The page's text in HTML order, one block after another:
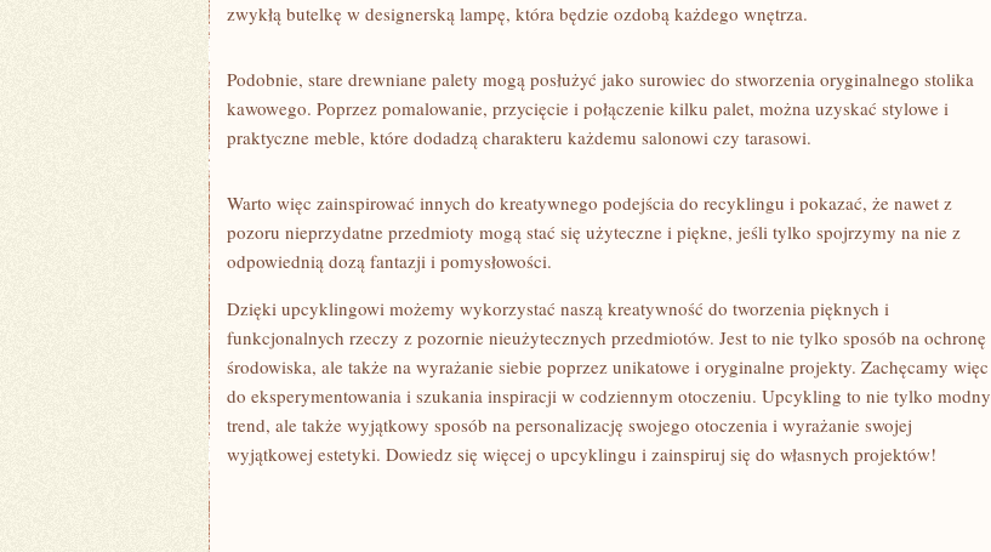
zwykłą butelkę⁢ w designerską ‌lampę, która będzie ⁤ozdobą ​każdego wnętrza.
Podobnie,⁣ stare drewniane⁢ palety ⁢mogą posłużyć jako‌ surowiec do stworzenia oryginalnego stolika
⁢kawowego.⁢ Poprzez pomalowanie, przycięcie i ⁢połączenie kilku⁢ palet,⁤ można uzyskać stylowe i
praktyczne meble, które dodadzą charakteru każdemu salonowi czy tarasowi.
Warto‌ więc​ zainspirować innych⁣ do⁣ kreatywnego podejścia do⁢ recyklingu i pokazać, że nawet⁣ z
pozoru nieprzydatne przedmioty ‍mogą stać się ⁤użyteczne i piękne,‌ jeśli tylko spojrzymy na‍ nie​ z
odpowiednią dozą fantazji i pomysłowości.
Dzięki upcyklingowi ⁤możemy wykorzystać naszą kreatywność⁣ do tworzenia pięknych‌ i⁣
funkcjonalnych​ rzeczy z pozornie nieużytecznych przedmiotów. ‌Jest to‍ nie tylko sposób na ochronę
środowiska, ale ‍także na wyrażanie siebie poprzez unikatowe i oryginalne projekty. Zachęcamy ​więc
do eksperymentowania i szukania inspiracji⁢ w codziennym otoczeniu. ⁣Upcykling to ⁢nie tylko‌ modny
trend, ale także⁢ wyjątkowy sposób na personalizację ‌swojego ‍otoczenia⁤ i wyrażanie swojej
wyjątkowej estetyki. Dowiedz się więcej o upcyklingu i zainspiruj się do własnych projektów!